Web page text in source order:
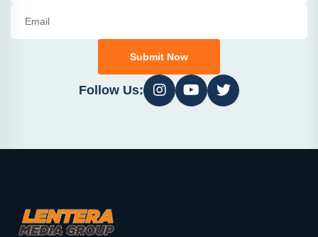
Submit Now
Follow Us: